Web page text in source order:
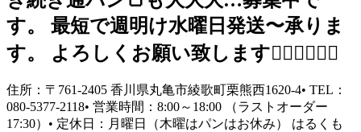
す。 最短で週明け水曜日発送〜承りま
す。 よろしくお願い致します🙇‍♀️🙇‍♀️🙇‍♀️
住所：〒761-2405 香川県丸亀市綾歌町栗熊西1620-4• TEL：
080-5377-2118• 営業時間：8:00～18:00 （ラストオーダー
17:30）• 定休日：月曜日（木曜はパンはお休み） はるくも